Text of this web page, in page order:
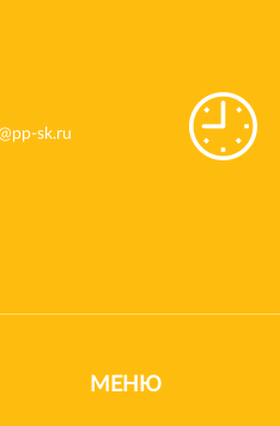
sk.ru
МЕНЮ